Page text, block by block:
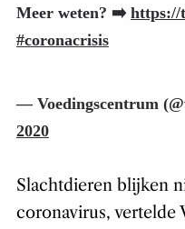
Meer weten? ➡️ https://
#coronacrisis
— Voedingscentrum
2020
Slachtdieren blijken
coronavirus, vertelde